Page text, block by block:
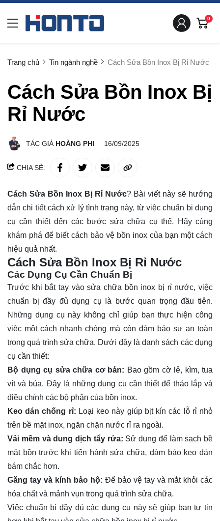
0
Trang chủ Tin ngành nghề Cách Sửa Bồn Inox Bị Rỉ Nước
Cách Sửa Bồn Inox Bị
Rỉ Nước
TÁC GIẢ HOÀNG PHI 16/09/2025
CHIA SẺ:
Cách Sửa Bồn Inox Bị Rỉ Nước? Bài viết này sẽ hướng
dẫn chi tiết cách xử lý tình trạng này, từ việc chuẩn bị dụng
cụ cần thiết đến các bước sửa chữa cụ thể. Hãy cùng
khám phá để biết cách bảo vệ bồn inox của bạn một cách
hiệu quả nhất.
Cách Sửa Bồn Inox Bị Rỉ Nước
Các Dụng Cụ Cần Chuẩn Bị
Trước khi bắt tay vào sửa chữa bồn inox bị rỉ nước, việc
chuẩn bị đầy đủ dụng cụ là bước quan trọng đầu tiên.
Những dụng cụ này không chỉ giúp bạn thực hiện công
việc một cách nhanh chóng mà còn đảm bảo sự an toàn
trong quá trình sửa chữa. Dưới đây là danh sách các dụng
cụ cần thiết:
Bộ dụng cụ sửa chữa cơ bản: Bao gồm cờ lê, kìm, tua
vít và búa. Đây là những dụng cụ cần thiết để tháo lắp và
điều chỉnh các bộ phận của bồn inox.
Keo dán chống rỉ: Loại keo này giúp bịt kín các lỗ rỉ nhỏ
trên bề mặt inox, ngăn chặn nước rỉ ra ngoài.
Vải mềm và dung dịch tẩy rửa: Sử dụng để làm sạch bề
mặt bồn trước khi tiến hành sửa chữa, đảm bảo keo dán
bám chắc hơn.
Găng tay và kính bảo hộ: Để bảo vệ tay và mắt khỏi các
hóa chất và mảnh vụn trong quá trình sửa chữa.
Việc chuẩn bị đầy đủ các dụng cụ này sẽ giúp bạn tự tin